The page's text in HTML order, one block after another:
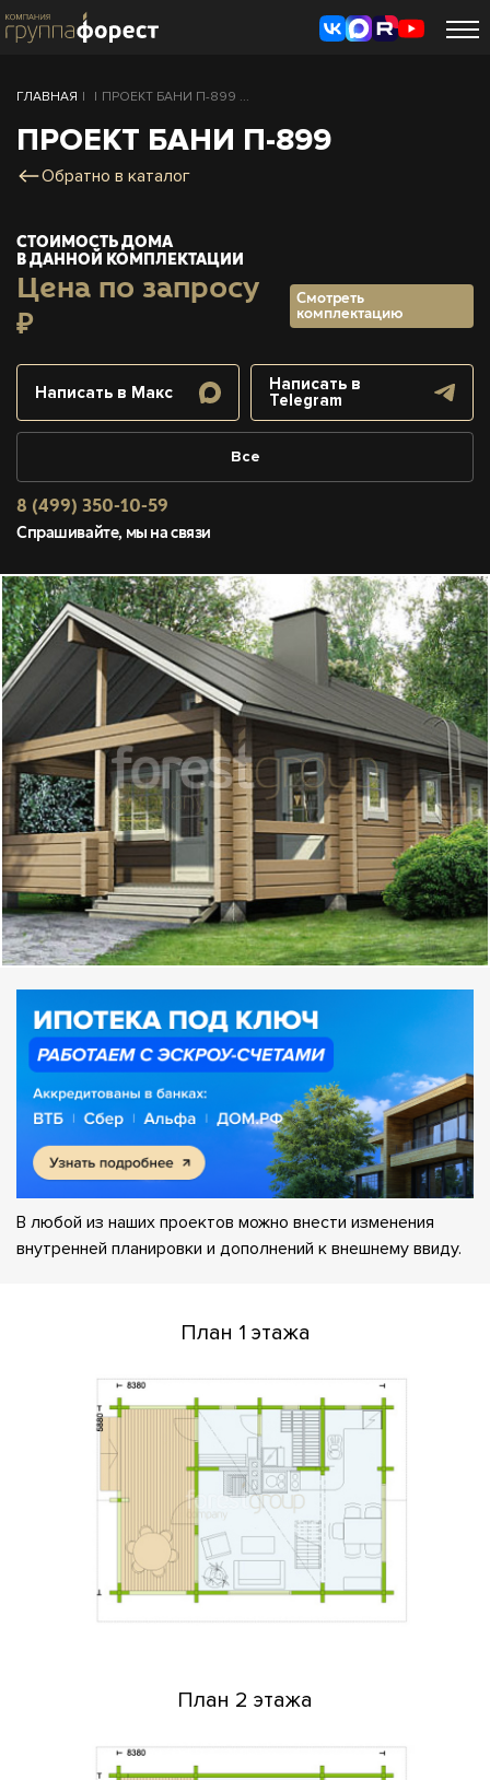
ГЛАВНАЯ | | ПРОЕКТ БАНИ П-899 ...
ПРОЕКТ БАНИ П-899
Обратно в каталог
СТОИМОСТЬ ДОМА
В ДАННОЙ КОМПЛЕКТАЦИИ
Цена по запросу
₽
Смотреть
комплектацию
Написать в Макс
Написать в
Telegram
Все
8 (499) 350-10-59
Спрашивайте, мы на связи
В любой из наших проектов можно внести изменения
внутренней планировки и дополнений к внешнему ввиду.
План 1 этажа
План 2 этажа